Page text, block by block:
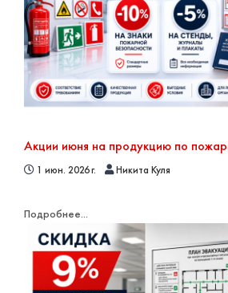
1 июн. 2026 г. Никита Куля
Подробнее...